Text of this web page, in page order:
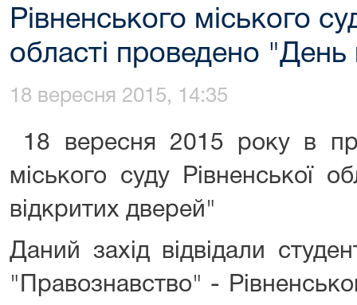
Рівненського міського
області проведено "День
18 вересня 2015, 14:35
18 вересня 2015 року в
міського суду Рівненської
відкритих дверей"
Даний захід відвідали
"Правознавство" -